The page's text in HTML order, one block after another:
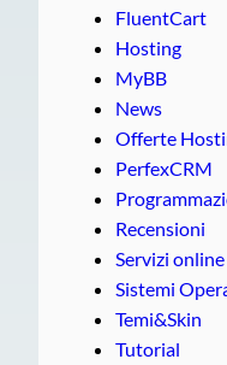
FluentCart
Hosting
MyBB
News
Offerte
PerfexCRM
Recensioni
Servizi online
Sistemi
Temi&Skin
Tutorial